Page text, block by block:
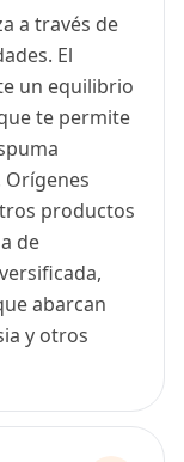
a través de
El
un equilibrio
te permite
productos
de
abarcan
y otros